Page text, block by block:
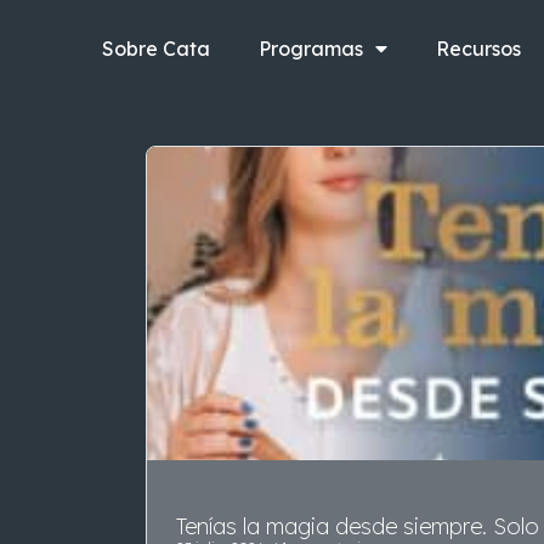
contenidoSobre Cata Programas Recursos
Tenías la magia desde siempre.
g
i
n
a
g
n
a
n
a